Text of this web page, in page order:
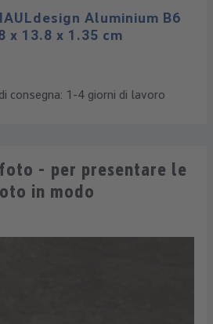
Aluminium B6
x 13.8 x 1.35 cm
consegna: 1-4 giorni di lavoro
- per presentare le
in modo